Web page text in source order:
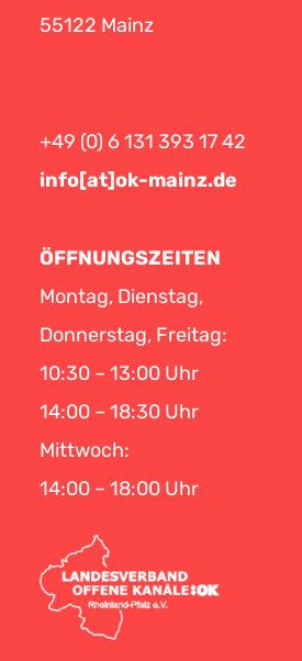
55122 Mainz
+49 (0) 6 131 393 17 42
info[at]ok-mainz.de
ÖFFNUNGSZEITEN
Montag, Dienstag,
Donnerstag, Freitag:
10:30 – 13:00 Uhr
14:00 – 18:30 Uhr
Mittwoch:
14:00 – 18:00 Uhr